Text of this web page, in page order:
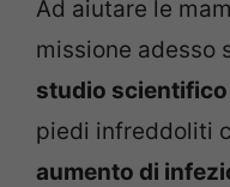
Ad aiutare le
missione adesso
studio scientifico
piedi infreddoliti
aumento di